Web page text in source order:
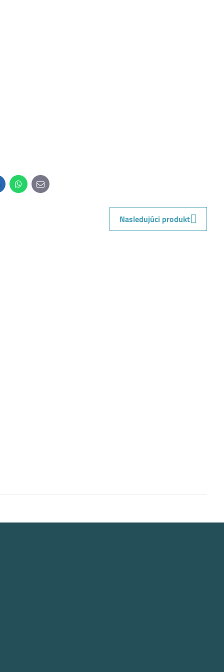
WhatsApp
E-
mail
Nasledujúci produkt